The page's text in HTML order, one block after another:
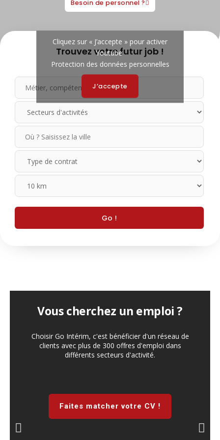
Besoin de personnel ?
Trouvez votre futur job !
Cliquez sur « J’accepte » pour activer
Youtube
Protection des données personnelles
J’accepte
Vous cherchez un emploi ?
Choisir Go Intérim, c'est bénéficier d'un réseau de
clients avec plus de 300 offres d'emploi dans
différents secteurs d'activité.
Faites matcher votre CV !
P
N